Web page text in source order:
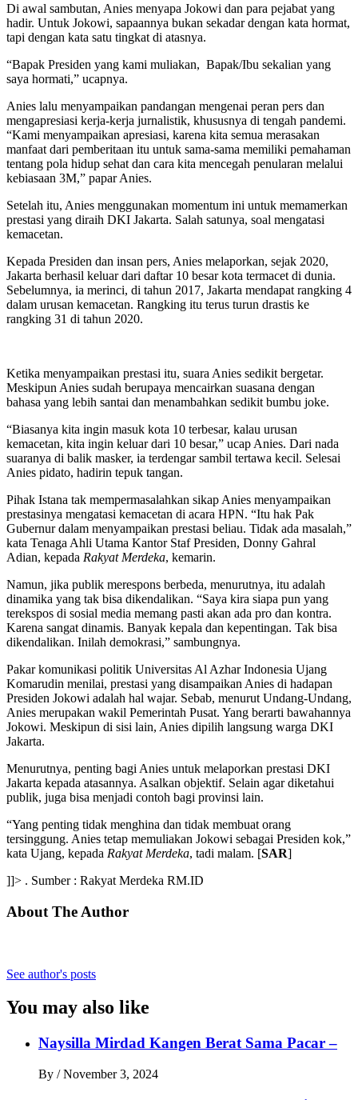
Di awal sambutan, Anies menyapa Jokowi dan para pejabat yang
hadir. Untuk Jokowi, sapaannya bukan sekadar dengan kata hormat,
tapi dengan kata satu tingkat di atasnya.
“Bapak Presiden yang kami muliakan, Bapak/Ibu sekalian yang
saya hormati,” ucapnya.
Anies lalu menyampaikan pandangan mengenai peran pers dan
mengapresiasi kerja-kerja jurnalistik, khususnya di tengah pandemi.
“Kami menyampaikan apresiasi, karena kita semua merasakan
manfaat dari pemberitaan itu untuk sama-sama memiliki pemahaman
tentang pola hidup sehat dan cara kita mencegah penularan melalui
kebiasaan 3M,” papar Anies.
Setelah itu, Anies menggunakan momentum ini untuk memamerkan
prestasi yang diraih DKI Jakarta. Salah satunya, soal mengatasi
kemacetan.
Kepada Presiden dan insan pers, Anies melaporkan, sejak 2020,
Jakarta berhasil keluar dari daftar 10 besar kota termacet di dunia.
Sebelumnya, ia merinci, di tahun 2017, Jakarta mendapat rangking 4
dalam urusan kemacetan. Rangking itu terus turun drastis ke
rangking 31 di tahun 2020.
Ketika menyampaikan prestasi itu, suara Anies sedikit bergetar.
Meskipun Anies sudah berupaya mencairkan suasana dengan
bahasa yang lebih santai dan menambahkan sedikit bumbu joke.
“Biasanya kita ingin masuk kota 10 terbesar, kalau urusan
kemacetan, kita ingin keluar dari 10 besar,” ucap Anies. Dari nada
suaranya di balik masker, ia terdengar sambil tertawa kecil. Selesai
Anies pidato, hadirin tepuk tangan.
Pihak Istana tak mempermasalahkan sikap Anies menyampaikan
prestasinya mengatasi kemacetan di acara HPN. “Itu hak Pak
Gubernur dalam menyampaikan prestasi beliau. Tidak ada masalah,”
kata Tenaga Ahli Utama Kantor Staf Presiden, Donny Gahral
Adian, kepada Rakyat Merdeka, kemarin.
Namun, jika publik merespons berbeda, menurutnya, itu adalah
dinamika yang tak bisa dikendalikan. “Saya kira siapa pun yang
terekspos di sosial media memang pasti akan ada pro dan kontra.
Karena sangat dinamis. Banyak kepala dan kepentingan. Tak bisa
dikendalikan. Inilah demokrasi,” sambungnya.
Pakar komunikasi politik Universitas Al Azhar Indonesia Ujang
Komarudin menilai, prestasi yang disampaikan Anies di hadapan
Presiden Jokowi adalah hal wajar. Sebab, menurut Undang-Undang,
Anies merupakan wakil Pemerintah Pusat. Yang berarti bawahannya
Jokowi. Meskipun di sisi lain, Anies dipilih langsung warga DKI
Jakarta.
Menurutnya, penting bagi Anies untuk melaporkan prestasi DKI
Jakarta kepada atasannya. Asalkan objektif. Selain agar diketahui
publik, juga bisa menjadi contoh bagi provinsi lain.
“Yang penting tidak menghina dan tidak membuat orang
tersinggung. Anies tetap memuliakan Jokowi sebagai Presiden kok,”
kata Ujang, kepada Rakyat Merdeka, tadi malam. [SAR]
]]> . Sumber : Rakyat Merdeka RM.ID
About The Author
See author's posts
You may also like
Naysilla Mirdad Kangen Berat Sama Pacar –
By / November 3, 2024